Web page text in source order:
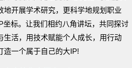
地开展学术研究，更科学地规划职业
坐标。让我们相约八角讲坛，共同探讨
生活，用技术赋能个人成长，用行动
造一个属于自己的大IP!